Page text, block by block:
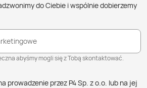
do Ciebie i wspólnie dobierzemy
abyśmy mogli się z Tobą skontaktować.
prowadzenie przez P4 Sp. z o.o. lub na jej